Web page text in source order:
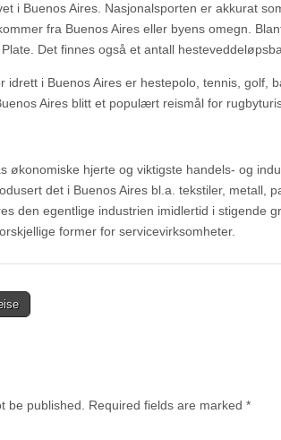
i Buenos Aires. Nasjonalsporten er akkurat
fra Buenos Aires eller byens omegn.
Det finnes også et antall
i Buenos Aires er hestepolo, tennis, golf,
Aires blitt et populært reismål for
økonomiske hjerte og viktigste handels- og
det i Buenos Aires bl.a. tekstiler, metall,
den egentlige industrien imidlertid i stigende
former for servicevirksomheter.
be published. Required fields are marked *